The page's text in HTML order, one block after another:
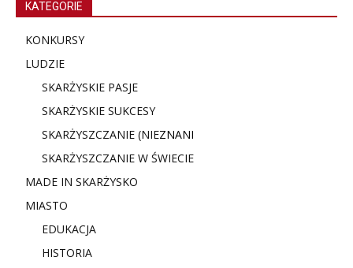
KATEGORIE
KONKURSY
LUDZIE
SKARŻYSKIE PASJE
SKARŻYSKIE SUKCESY
SKARŻYSZCZANIE (NIEZNANI
SKARŻYSZCZANIE W ŚWIECIE
MADE IN SKARŻYSKO
MIASTO
EDUKACJA
HISTORIA